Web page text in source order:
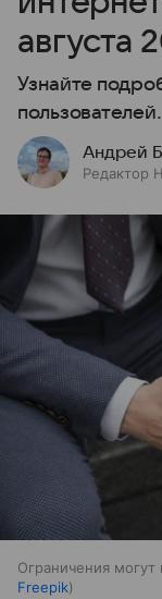
августа
Узнайте
пользователей.
Андрей
Редактор
Ограничения могут
Freepik